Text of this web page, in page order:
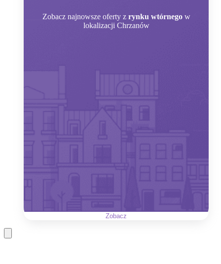
Zobacz najnowsze oferty z rynku wtórnego w
lokalizacji Chrzanów
Zobacz